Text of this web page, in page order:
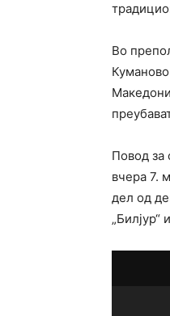
Во
Повод за
вчера 7.
дел од
„Билјур“